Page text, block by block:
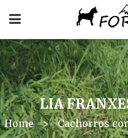
LIA
Home > Cachorros